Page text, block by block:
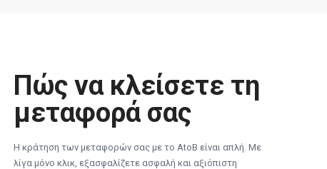
Πώς να κλείσετε τη
μεταφορά σας
Η κράτηση των μεταφορών σας με το AtoB είναι απλή. Με
λίγα μόνο κλικ, εξασφαλίζετε ασφαλή και αξιόπιστη